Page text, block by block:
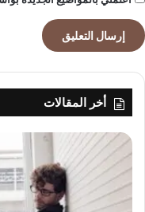
أخر المقالات